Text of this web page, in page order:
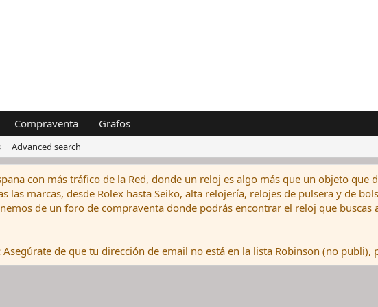
Compraventa Grafos
Advanced search
con más tráfico de la Red, donde un reloj es algo más que un objeto que
las marcas, desde Rolex hasta Seiko, alta relojería, relojes de pulsera y de
de un foro de compraventa donde podrás encontrar el reloj que
Asegúrate de que tu dirección de email no está en la lista Robinson (no publi),